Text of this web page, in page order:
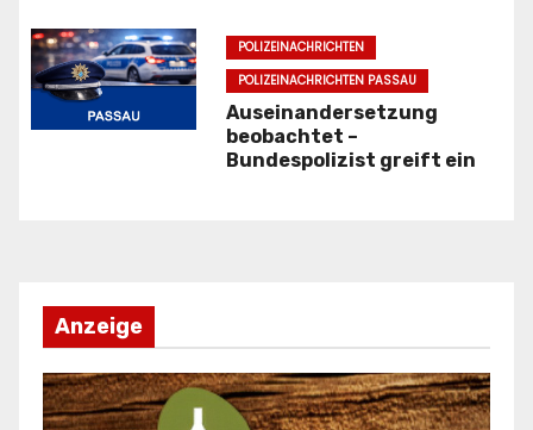
Anzeige
a
t
POLIZEINACHRICHTEN
POLIZEINACHRICHTEN PASSAU
Auseinandersetzung
beobachtet –
Bundespolizist greift ein